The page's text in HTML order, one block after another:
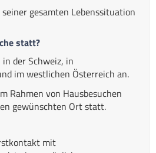
gesamten Lebenssituation
statt?
der Schweiz, in
im westlichen Österreich an.
Rahmen von Hausbesuchen
gewünschten Ort statt.
mit